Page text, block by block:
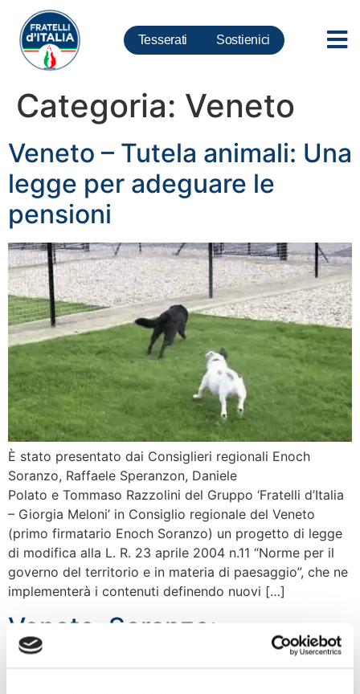
Tesserati Sostienici
Categoria: Veneto
Veneto – Tutela animali: Una
legge per adeguare le
pensioni
È stato presentato dai Consiglieri regionali Enoch
Soranzo, Raffaele Speranzon, Daniele
Polato e Tommaso Razzolini del Gruppo ‘Fratelli d’Italia
– Giorgia Meloni’ in Consiglio regionale del Veneto
(primo firmatario Enoch Soranzo) un progetto di legge
di modifica alla L. R. 23 aprile 2004 n.11 “Norme per il
governo del territorio e in materia di paesaggio”, che ne
implementerà i contenuti definendo nuovi […]
Veneto, Soranzo:
esclusione alberghi da